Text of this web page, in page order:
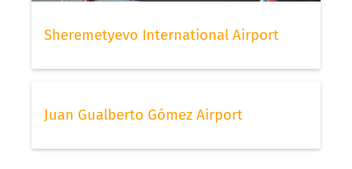
Sheremetyevo International Airport
Juan Gualberto Gómez Airport